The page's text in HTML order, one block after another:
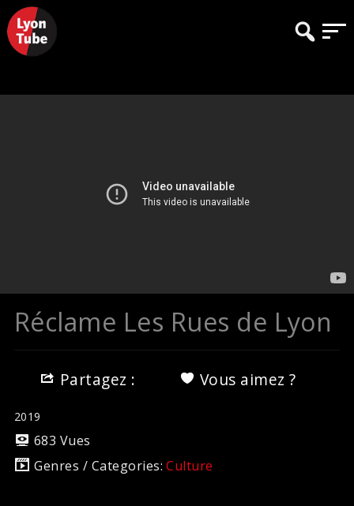
Réclame Les Rues de Lyon
Partagez : Vous aimez ?
2019
683 Vues
Genres / Categories:Culture